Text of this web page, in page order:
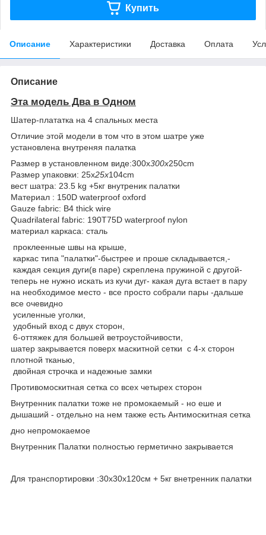
Купить
Описание Характеристики Доставка Оплата
Описание
Эта модель Два в Одном
Шатер-плататка на 4 спальных места
Отличие этой модели в том что в этом шатре уже
установлена внутреняя палатка
Размер в установленном виде:300x300x250cm
Размер упаковки: 25x25x104cm
вест шатра: 23.5 kg +5кг внутреник палатки
Материал : 150D waterproof oxford
Gauze fabric: B4 thick wire
Quadrilateral fabric: 190T75D waterproof nylon
материал каркаса: сталь
проклеенные швы на крыше,
каркас типа "палатки"-быстрее и проше складывается,-
каждая секция дуги(в паре) скреплена пружиной с другой-
теперь не нужно искать из кучи дуг- какая дуга встает в пару
на необходимое место - все просто собрали пары -дальше
все очевидно
усиленные уголки,
удобный вход с двух сторон,
6-оттяжек для большей ветроустойчивости,
шатер закрывается поверх маскитной сетки с 4-х сторон
плотной тканью,
двойная строчка и надежные замки
Противомоскитная сетка со всех четырех сторон
Внутренник палатки тоже не промокаемый - но еше и
дышаший - отдельно на нем также есть Антимоскитная сетка
дно непромокаемое
Внутренник Палатки полностью герметично закрывается
Для транспортировки :30х30х120см + 5кг внетренник палатки